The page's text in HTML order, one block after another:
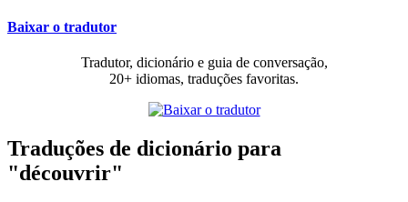
Baixar o tradutor
Tradutor, dicionário e guia de conversação,
20+ idiomas, traduções favoritas.
Traduções de dicionário para
"découvrir"